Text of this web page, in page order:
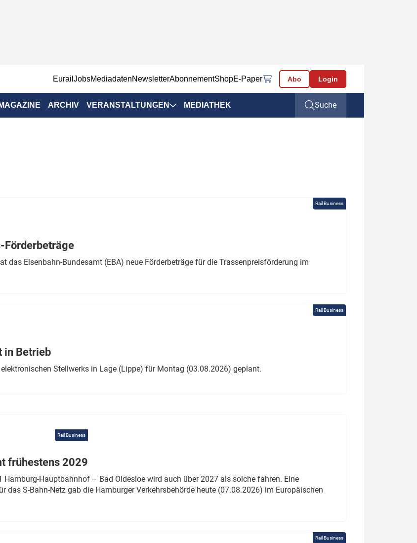
EurailJobsMediadatenNewsletterAbonnementShopE-Paper Abo Login
MAGAZINE ARCHIV VERANSTALTUNGEN MEDIATHEK Suche
Rail Business
Förderbeträge
das Eisenbahn-Bundesamt (EBA) neue Förderbeträge für die Trassenpreisförderung im
Rail Business
in Betrieb
Stellwerks in Lage (Lippe) für Montag (03.08.2026) geplant.
Rail Business
frühestens 2029
Hauptbahnhof – Bad Oldesloe wird auch über 2027 als solche fahren. Eine
das S-Bahn-Netz gab die Hamburger Verkehrsbehörde heute (07.08.2026) im Europäischen
Rail Business